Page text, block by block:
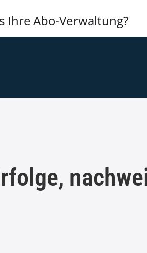
Ihre Abo-Verwaltung?